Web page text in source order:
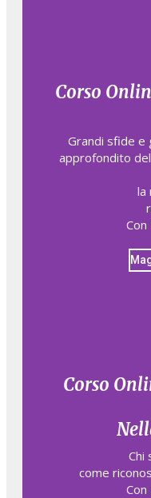
Corso
Grandi sfide e
approfondito
la
Corso
Chi
come